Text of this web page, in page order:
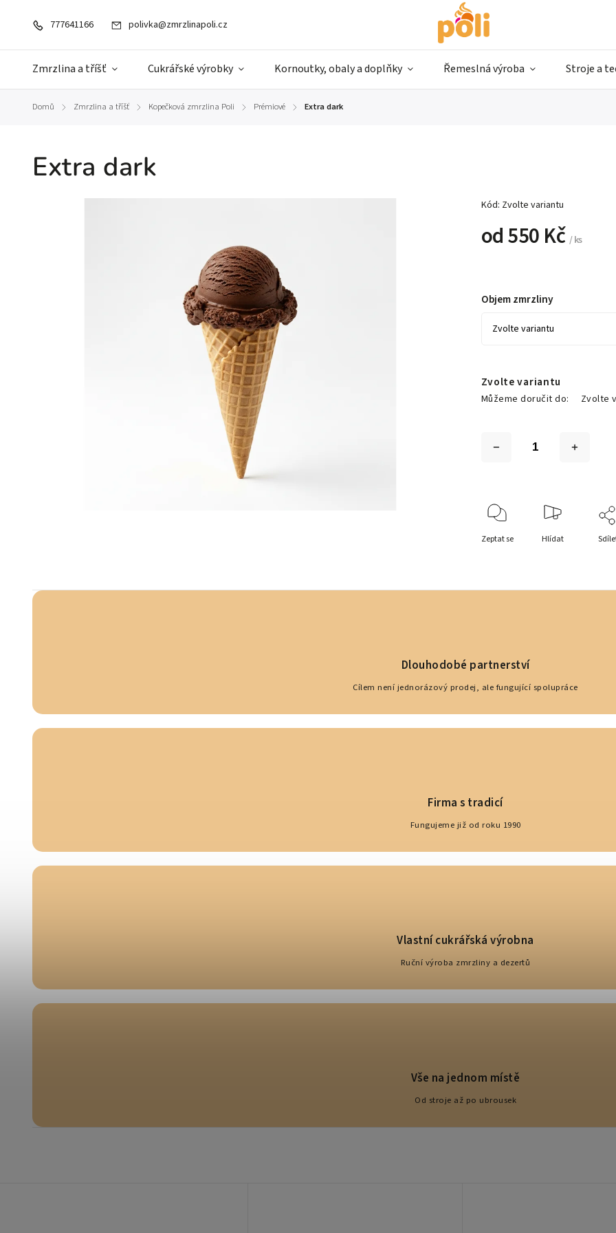
777641166 polivka@zmrzlinapoli.cz
Zmrzlina a tříšť Cukrářské výrobky Kornoutky, obaly a doplňky Řemeslná výroba Stroje a
Domů / Zmrzlina a tříšť / Kopečková zmrzlina Poli / Prémiové / Extra dark
Extra dark
Kód: Zvolte variantu
od550 Kč / ks
Zvolte variantu
Můžeme doručit do: Zvolte
Objem zmrzliny
Zeptat se Hlídat
Dlouhodobé partnerství
Cílem není jednorázový prodej, ale fungující spolupráce
Firma s tradicí
Fungujeme již od roku 1990
Vlastní cukrářská výrobna
Ruční výroba zmrzliny a dezertů
Vše na jednom místě
Od stroje až po ubrousek